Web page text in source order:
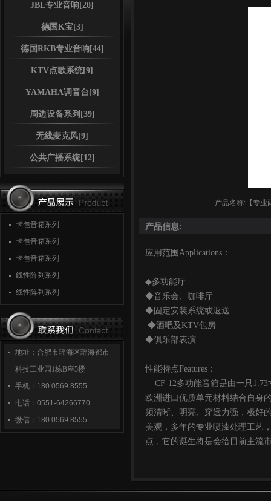
JBL专业音响[20]
德国K宝[3]
德国RKB专业音响[44]
KTV点歌系统[9]
YAMAHA调音台[9]
周边设备系列[39]
无线麦克风[9]
公共广播系统[12]
卡包音箱系列
卡包音箱系列
卡包音箱系列
线性阵列系列
线性阵列系列
地址：合肥市瑶海区瑶海都市
科技工业园1栋B座5楼
手机： 180 0569 8555
电话： 0551-64266770
微信： 180 0569 8555
产品名称:【专业
产品信息:
应用范围Applications：
◆多功能厅
◆音乐会、咖啡厅
◆固定安装系统或返送
◆酒吧及KTV包房
◆俱乐部表演
性能特点Features：
CF-12多功能音箱是由一只1.73
欧洲进口优质单元材料结合自身
频清晰、明亮、穿透力强，极好
美观，多年的专业喷漆处理工艺
点，它的诞生将是会给目前主流